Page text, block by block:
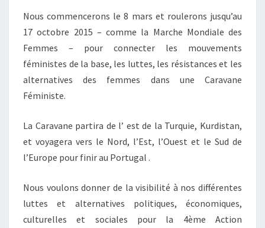
Nous commencerons le 8 mars et roulerons jusqu’au
17 octobre 2015 – comme la Marche Mondiale des
Femmes – pour connecter les mouvements
féministes de la base, les luttes, les résistances et les
alternatives des femmes dans une Caravane
Féministe.
La Caravane partira de l’ est de la Turquie, Kurdistan,
et voyagera vers le Nord, l’Est, l’Ouest et le Sud de
l’Europe pour finir au Portugal .
Nous voulons donner de la visibilité à nos différentes
luttes et alternatives politiques, économiques,
culturelles et sociales pour la 4ème Action